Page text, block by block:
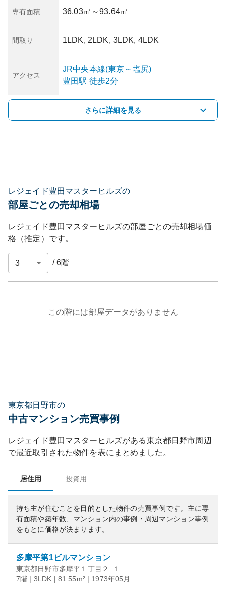
専有面積 36.03㎡ ～93.64㎡
間取り 1LDK, 2LDK, 3LDK, 4LDK
アクセス
JR中央本線(東京～塩尻)
豊田駅 徒歩2分
さらに詳細を見る
レジェイド豊田マスターヒルズの
部屋ごとの売却相場
レジェイド豊田マスターヒルズの部屋ごとの売却相場価
格（推定）です。
/6階
この階には部屋データがありません
東京都日野市の
中古マンション売買事例
レジェイド豊田マスターヒルズがある東京都日野市周辺
で最近取引された物件を表にまとめました。
居住用 投資用
持ち主が住むことを目的とした物件の売買事例です。 主に専
有面積や築年数、マンション内の事例・周辺マンション事例
をもとに価格が決まります。
多摩平第1ビルマンション
東京都日野市多摩平１丁目２−１
7階 | 3LDK | 81.55m² | 1973年05月